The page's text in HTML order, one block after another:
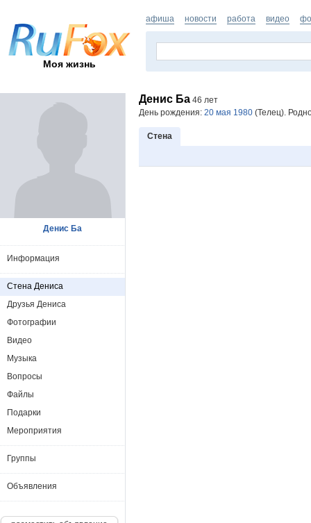
Моя жизнь
афиша новости работа видео
Денис Ба 46 лет
День рождения: 20 мая 1980 (Телец).
Стена
Денис Ба
Информация
Стена Дениса
Друзья Дениса
Фотографии
Видео
Музыка
Вопросы
Файлы
Подарки
Мероприятия
Группы
Объявления